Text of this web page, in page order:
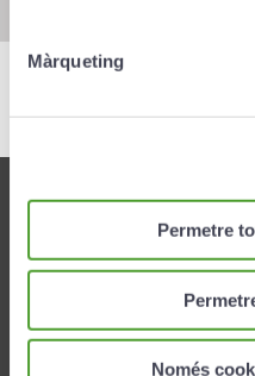
Màrqueting
Permetre
Només